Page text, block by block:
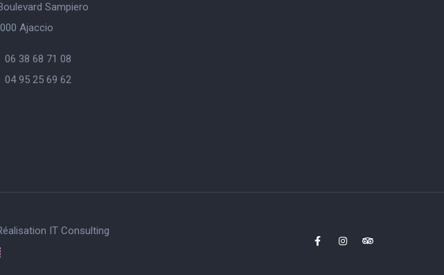
Sampiero
Ajaccio
06 38 68 71 08
04 95 25 69 62
IT Consulting